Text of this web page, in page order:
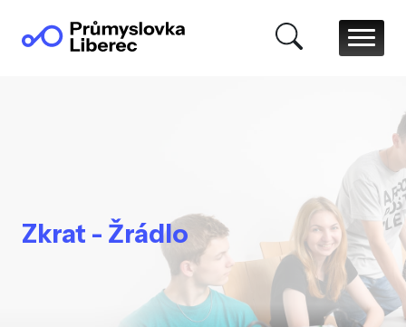
Zkrat - Žrádlo